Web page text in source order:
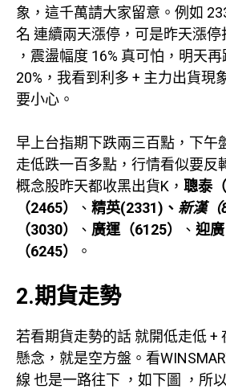
象，這千萬請大家留意。例如
名 連續兩天漲停，可是昨天漲停
，震盪幅度 16% 真可怕，明天
20%，我看到利多 + 主力出貨現
要小心。
早上台指期下跌兩三百點，下午
走低跌一百多點，行情看似要反
概念股昨天都收黑出貨K， 聰泰
（2465）
、 精英(2331)、 新漢（
（3030）
、 廣運（6125） 、 迎廣
（6245）
。
2.期貨走勢
若看期貨走勢的話 就開低走低 +
懸念，就是空方盤。看
線 也是一路往下 ，如下圖 ，所